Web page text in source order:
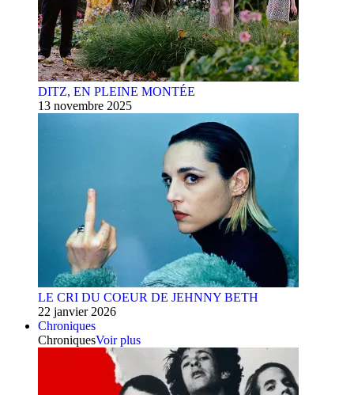
DITZ, EN PLEINE MONTÉE
13 novembre 2025
LE CRI DU COEUR DE JEHNNY BETH
22 janvier 2026
Chroniques
ChroniquesVoir plus